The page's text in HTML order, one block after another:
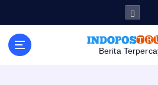
i
Berita